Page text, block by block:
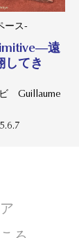
ース-
遠
してき
Guillaume